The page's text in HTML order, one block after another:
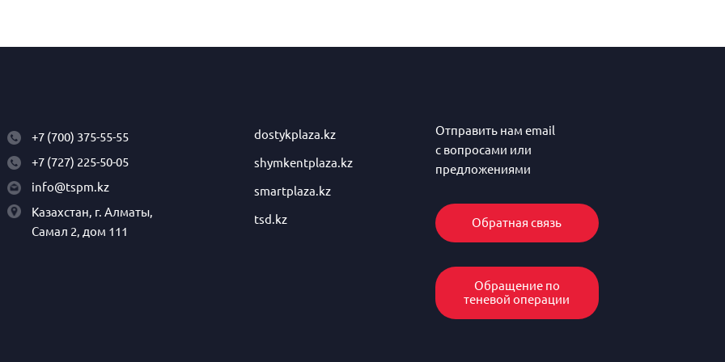
+7 (700) 375-55-55
+7 (727) 225-50-05
info@tspm.kz
Казахстан, г. Алматы,
Самал 2, дом 111
dostykplaza.kz
shymkentplaza.kz
smartplaza.kz
tsd.kz
Отправить нам email
с вопросами или
предложениями
Обратная связь
Обращение по
теневой операции